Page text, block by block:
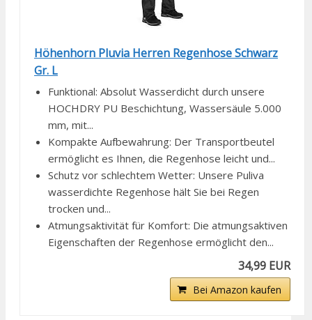
Höhenhorn Pluvia Herren Regenhose Schwarz
Gr. L
Funktional: Absolut Wasserdicht durch unsere
HOCHDRY PU Beschichtung, Wassersäule 5.000
mm, mit...
Kompakte Aufbewahrung: Der Transportbeutel
ermöglicht es Ihnen, die Regenhose leicht und...
Schutz vor schlechtem Wetter: Unsere Puliva
wasserdichte Regenhose hält Sie bei Regen
trocken und...
Atmungsaktivität für Komfort: Die atmungsaktiven
Eigenschaften der Regenhose ermöglicht den...
34,99 EUR
Bei Amazon kaufen